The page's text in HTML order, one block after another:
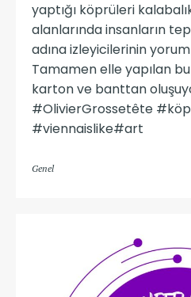
yaptığı köprüleri
alanlarında insanların
adına izleyicilerinin
Tamamen elle yapılan
karton ve banttan
#OlivierGrossetête
#viennaislike#art
Genel